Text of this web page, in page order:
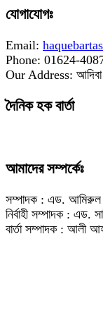
যোগাযোগঃ
Email:
Phone: 01624-
Our Address: আদিবা
দৈনিক হক বার্তা
আমাদের সম্পর্কেঃ
সম্পাদক : এড.
নির্বাহী সম্পাদক : এড.
বার্তা সম্পাদক : আলী